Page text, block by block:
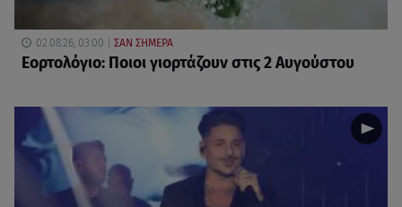
02.08.26, 03:00 ΣΑΝ ΣΗΜΕΡΑ
Εορτολόγιο: Ποιοι γιορτάζουν στις 2 Αυγούστου